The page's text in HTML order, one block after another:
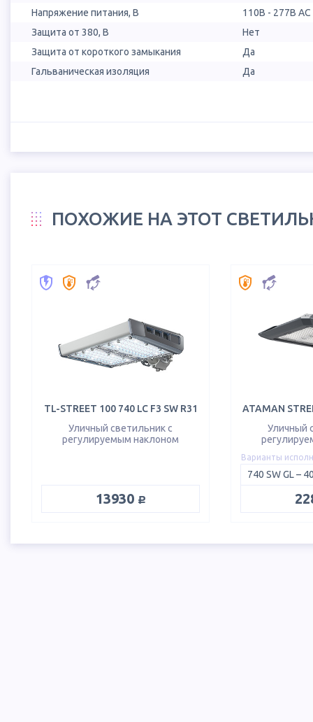
Напряжение питания, В
110B - 277B AC
Защита от 380, В
Нет
Защита от короткого замыкания
Да
Гальваническая изоляция
Да
ПОХОЖИЕ НА ЭТОТ
TL-STREET 100 740 LC F3 SW R31
Уличный светильник с
регулируемым наклоном
13930 руб.
ATAMAN
Уличный
Варианты